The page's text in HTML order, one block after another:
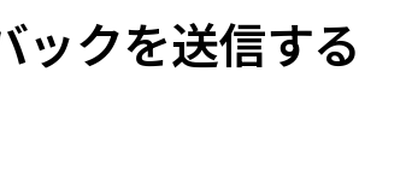
ックを送信する